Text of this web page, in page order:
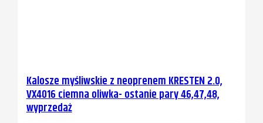
Kalosze myśliwskie z neoprenem KRESTEN 2.0,
VX4016 ciemna oliwka- ostanie pary 46,47,48,
wyprzedaż